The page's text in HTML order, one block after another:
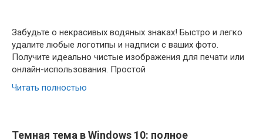
Забудьте о некрасивых водяных знаках! Быстро и легко
удалите любые логотипы и надписи с ваших фото.
Получите идеально чистые изображения для печати или
онлайн-использования. Простой
Читать полностью
Темная тема в Windows 10: полное